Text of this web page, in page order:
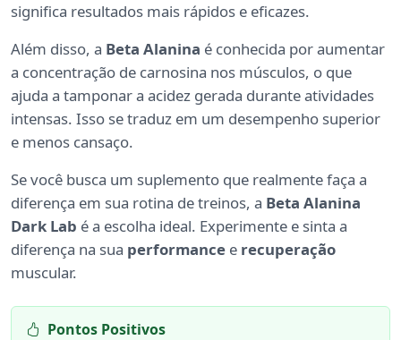
significa resultados mais rápidos e eficazes.
Além disso, a Beta Alanina é conhecida por aumentar
a concentração de carnosina nos músculos, o que
ajuda a tamponar a acidez gerada durante atividades
intensas. Isso se traduz em um desempenho superior
e menos cansaço.
Se você busca um suplemento que realmente faça a
diferença em sua rotina de treinos, a Beta Alanina
Dark Lab é a escolha ideal. Experimente e sinta a
diferença na sua performance e recuperação
muscular.
Pontos Positivos